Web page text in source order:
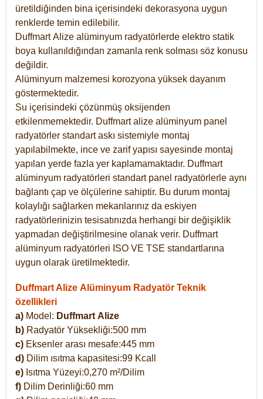
üretildiğinden bina içerisindeki dekorasyona uygun
renklerde temin edilebilir.
DuffmartAlize alüminyum radyatörlerde elektro statik
boya kullanıldığından zamanla renk solması söz konusu
değildir.
Alüminyum malzemesi korozyona yüksek dayanım
göstermektedir.
Su içerisindeki çözünmüş oksijenden
etkilenmemektedir. Duffmart alize alüminyum panel
radyatörler standart askı sistemiyle montaj
yapılabilmekte, ince ve zarif yapısı sayesinde montaj
yapılan yerde fazla yer kaplamamaktadır. Duffmart
alüminyum radyatörleri standart panel radyatörlerle aynı
bağlantı çap ve ölçülerine sahiptir. Bu durum montaj
kolaylığı sağlarken mekanlarınız da eskiyen
radyatörlerinizin tesisatınızda herhangi bir değişiklik
yapmadan değiştirilmesine olanak verir. Duffmart
alüminyum radyatörleri ISO VE TSE standartlarına
uygun olarak üretilmektedir.
Duffmart Alize Alüminyum Radyatör Teknik
özellikleri
a) Model: Duffmart Alize
b) Radyatör Yüksekliği:500 mm
c) Eksenler arası mesafe:445 mm
d) Dilim ısıtma kapasitesi:99 Kcall
e) Isıtma Yüzeyi:0,270 m²/Dilim
f) Dilim Derinliği:60 mm